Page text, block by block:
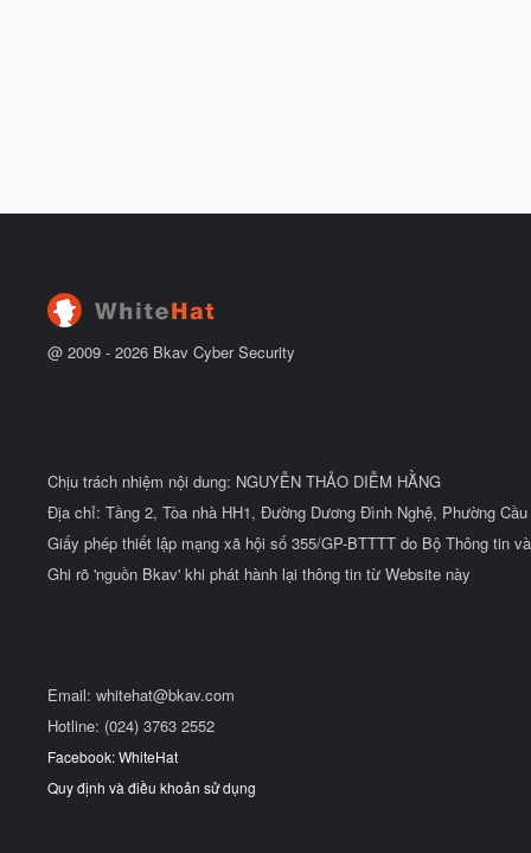
@ 2009 - 2026 Bkav Cyber Security
Chịu trách nhiệm nội dung: NGUYỄN THẢO DIỄM HẰNG
Địa chỉ: Tầng 2, Tòa nhà HH1, Đường Dương Đình Nghệ, Phường
Giấy phép thiết lập mạng xã hội số 355/GP-BTTTT do Bộ Thông tin
Ghi rõ 'nguồn Bkav' khi phát hành lại thông tin từ Website này
Email: whitehat@bkav.com
Hotline: (024) 3763 2552
Facebook: WhiteHat
Quy định và điều khoản sử dụng